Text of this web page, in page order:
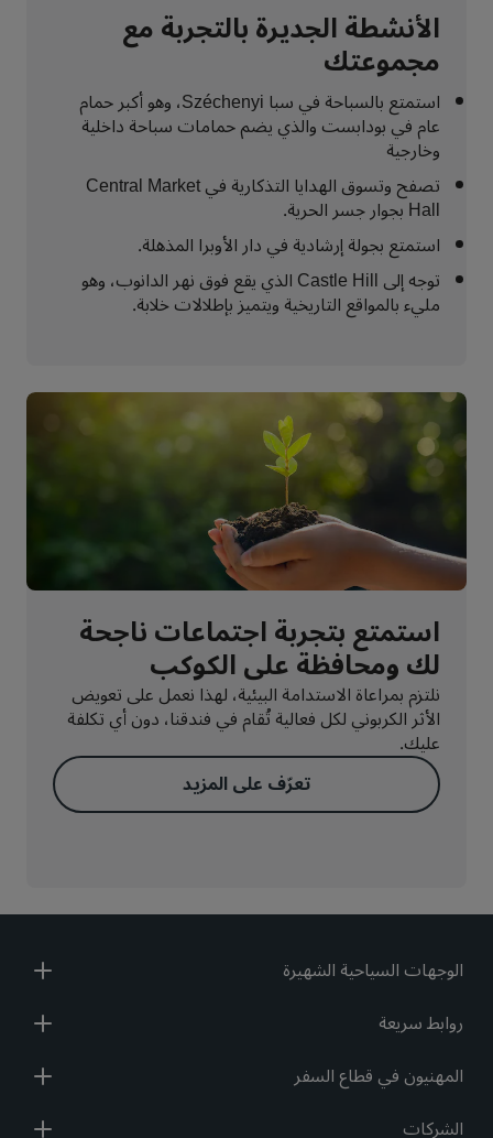
الأنشطة الجديرة بالتجربة مع
مجموعتك
استمتع بالسباحة في سبا Széchenyi، وهو أكبر حمام
عام في بودابست والذي يضم حمامات سباحة داخلية
وخارجية
تصفح وتسوق الهدايا التذكارية في Central Market
Hall بجوار جسر الحرية.
استمتع بجولة إرشادية في دار الأوبرا المذهلة.
توجه إلى Castle Hill الذي يقع فوق نهر الدانوب، وهو
مليء بالمواقع التاريخية ويتميز بإطلالات خلابة.
استمتع بتجربة اجتماعات ناجحة
لك ومحافظة على الكوكب
نلتزم بمراعاة الاستدامة البيئية، لهذا نعمل على تعويض
الأثر الكربوني لكل فعالية تُقام في فندقنا، دون أي تكلفة
عليك.
تعرّف على المزيد
الوجهات السياحية الشهيرة
روابط سريعة
المهنيون في قطاع السفر
الشركات